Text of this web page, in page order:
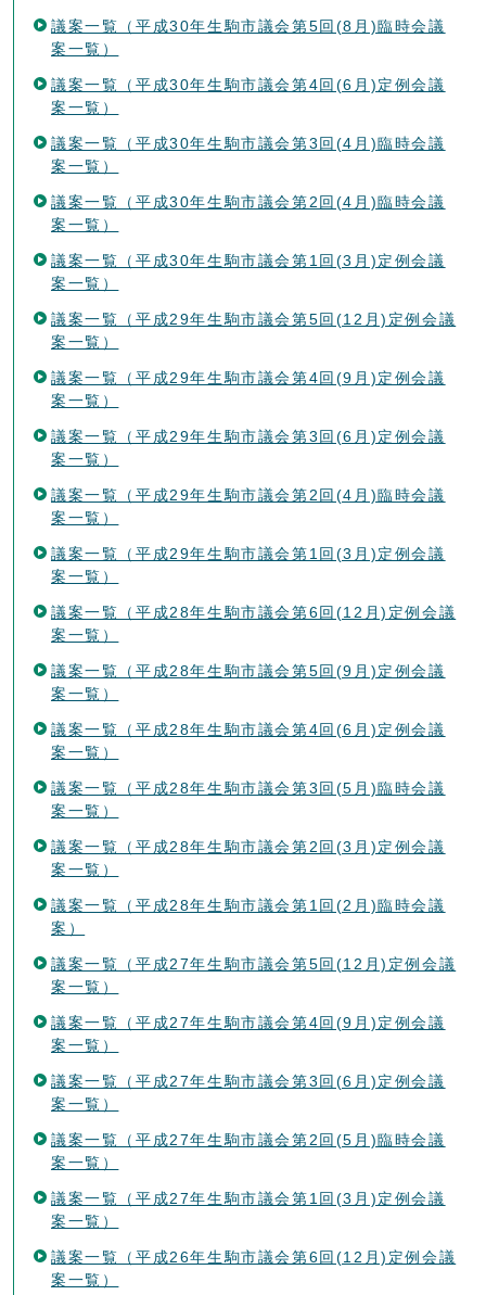
議案一覧（平成30年生駒市議会第5回(8月)臨時会議
案一覧）
議案一覧（平成30年生駒市議会第4回(6月)定例会議
案一覧）
議案一覧（平成30年生駒市議会第3回(4月)臨時会議
案一覧）
議案一覧（平成30年生駒市議会第2回(4月)臨時会議
案一覧）
議案一覧（平成30年生駒市議会第1回(3月)定例会議
案一覧）
議案一覧（平成29年生駒市議会第5回(12月)定例会議
案一覧）
議案一覧（平成29年生駒市議会第4回(9月)定例会議
案一覧）
議案一覧（平成29年生駒市議会第3回(6月)定例会議
案一覧）
議案一覧（平成29年生駒市議会第2回(4月)臨時会議
案一覧）
議案一覧（平成29年生駒市議会第1回(3月)定例会議
案一覧）
議案一覧（平成28年生駒市議会第6回(12月)定例会議
案一覧）
議案一覧（平成28年生駒市議会第5回(9月)定例会議
案一覧）
議案一覧（平成28年生駒市議会第4回(6月)定例会議
案一覧）
議案一覧（平成28年生駒市議会第3回(5月)臨時会議
案一覧）
議案一覧（平成28年生駒市議会第2回(3月)定例会議
案一覧）
議案一覧（平成28年生駒市議会第1回(2月)臨時会議
案）
議案一覧（平成27年生駒市議会第5回(12月)定例会議
案一覧）
議案一覧（平成27年生駒市議会第4回(9月)定例会議
案一覧）
議案一覧（平成27年生駒市議会第3回(6月)定例会議
案一覧）
議案一覧（平成27年生駒市議会第2回(5月)臨時会議
案一覧）
議案一覧（平成27年生駒市議会第1回(3月)定例会議
案一覧）
議案一覧（平成26年生駒市議会第6回(12月)定例会議
案一覧）